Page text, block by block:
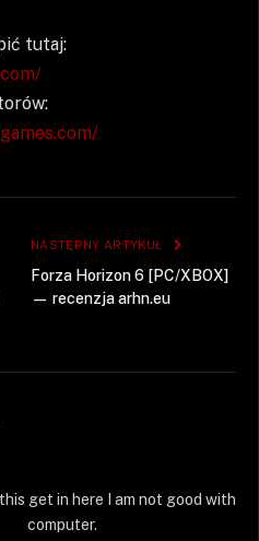
tutaj:
NASTĘPNY ARTYKUŁ
Forza Horizon 6 [PC/XBOX]
— recenzja arhn.eu
get in here I am not good with
computer.